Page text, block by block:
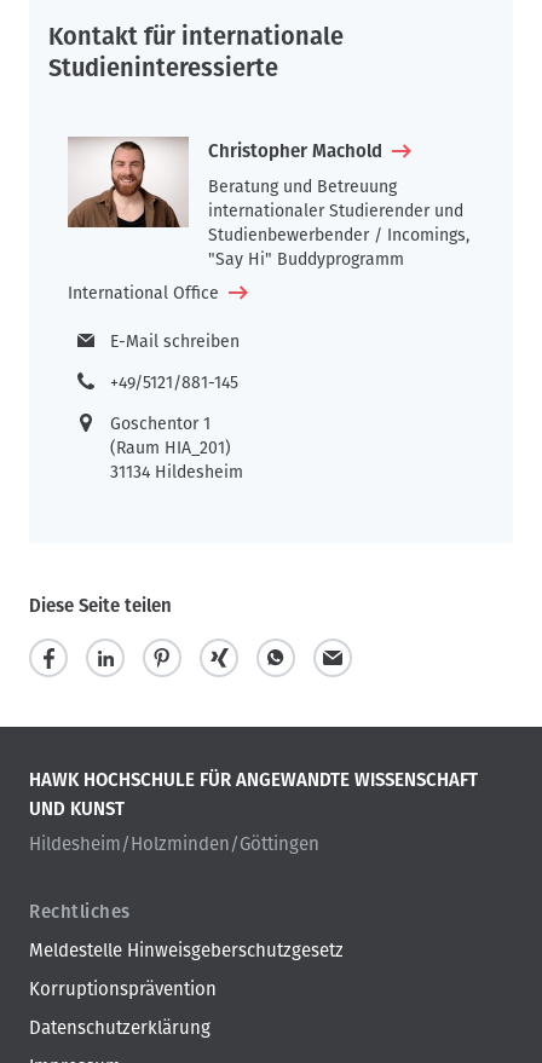
Kontakt für internationale
Studieninteressierte
Christopher Machold
Beratung und Betreuung
internationaler Studierender und
Studienbewerbender / Incomings,
"Say Hi" Buddyprogramm
International Office
E-Mail schreiben
+49/5121/881-145
Goschentor 1
(Raum HIA_201)
31134 Hildesheim
Diese Seite teilen
HAWK HOCHSCHULE FÜR ANGEWANDTE WISSENSCHAFT
UND KUNST
Hildesheim/Holzminden/Göttingen
Rechtliches
Meldestelle Hinweisgeberschutzgesetz
Korruptionsprävention
Datenschutzerklärung